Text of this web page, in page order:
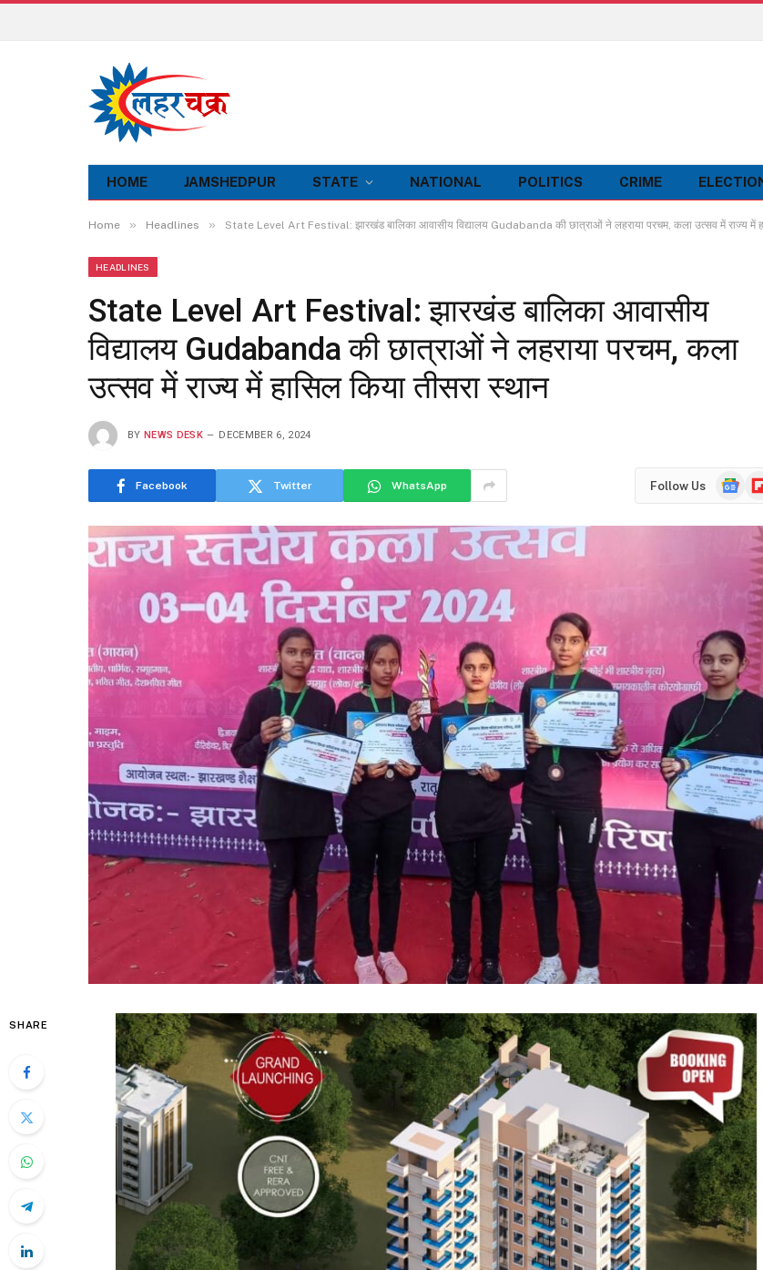
HOME JAMSHEDPUR STATE NATIONAL POLITICS CRIME
Home » Headlines » State Level Art Festival: झारखंड बालिका आवासीय विद्यालय Gudabanda की छात्राओं ने लहराया परचम, कला उत्सव में राज्य में
HEADLINES
State Level Art Festival: झारखंड बालिका आवासीय
विद्यालय Gudabanda की छात्राओं ने लहराया परचम, कला
उत्सव में राज्य में हासिल किया तीसरा स्थान
BY NEWS DESK DECEMBER 6, 2024
Facebook Twitter WhatsApp Follow Us
Google
SHARE